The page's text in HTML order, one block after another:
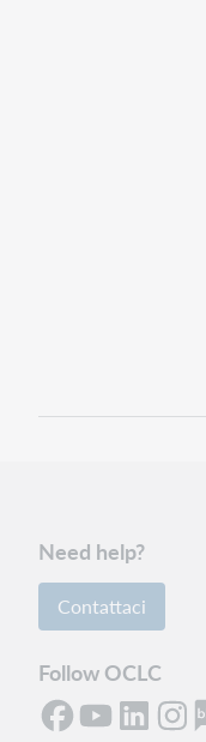
Need help?
Contattaci
Follow OCLC